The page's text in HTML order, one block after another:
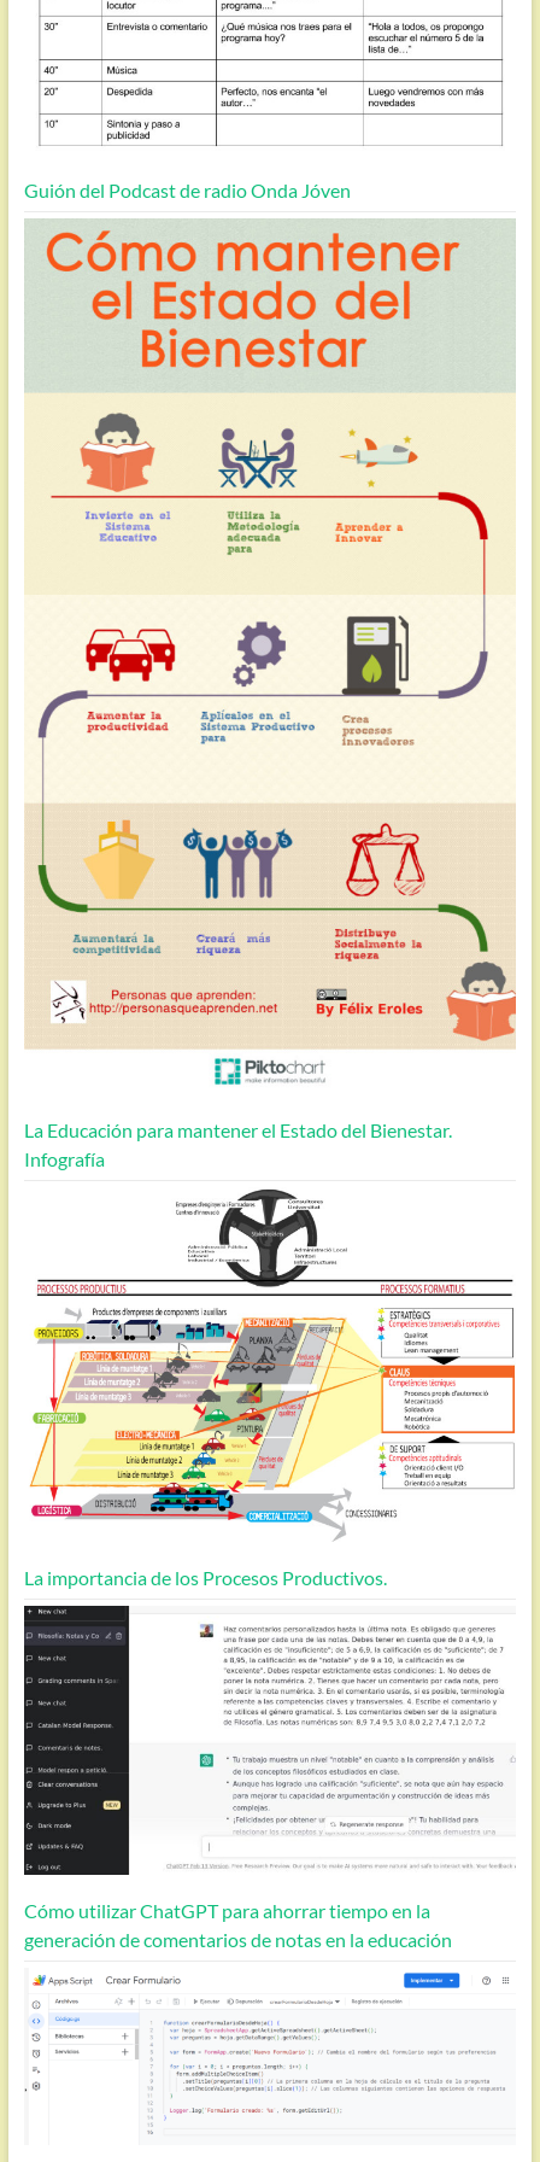
Guión del Podcast de radio Onda Jóven
La Educación para mantener el Estado del Bienestar.
Infografía
La importancia de los Procesos Productivos.
Cómo utilizar ChatGPT para ahorrar tiempo en la
generación de comentarios de notas en la educación